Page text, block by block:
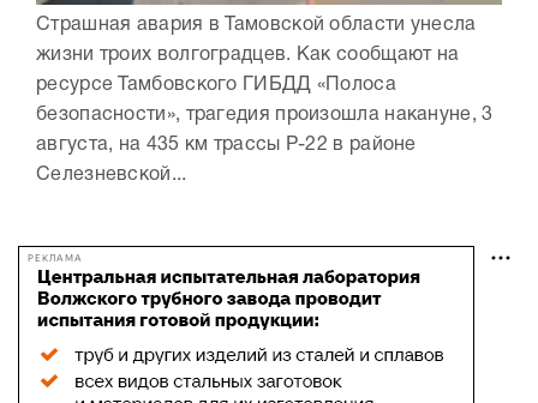
Страшная авария в Тамовской области унесла
жизни троих волгоградцев. Как сообщают на
ресурсе Тамбовского ГИБДД «Полоса
безопасности», трагедия произошла накануне, 3
августа, на 435 км трассы Р-22 в районе
Селезневской...
РЕКЛАМА